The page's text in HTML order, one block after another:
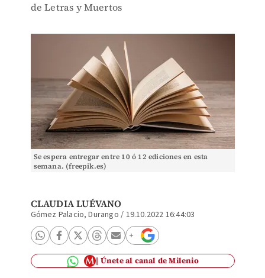
de Letras y Muertos
Se espera entregar entre 10 ó 12 ediciones en esta
semana. (freepik.es)
CLAUDIA LUÉVANO
Gómez Palacio, Durango / 19.10.2022 16:44:03
Únete al canal de Milenio